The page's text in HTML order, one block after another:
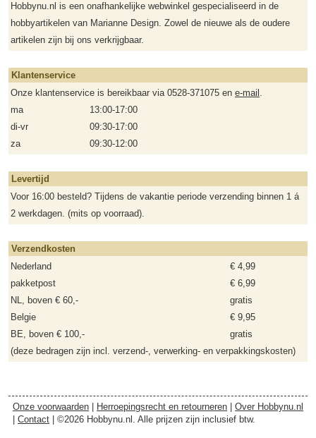
Hobbynu.nl is een onafhankelijke webwinkel gespecialiseerd in de
hobbyartikelen van Marianne Design. Zowel de nieuwe als de oudere
artikelen zijn bij ons verkrijgbaar.
Klantenservice
Onze klantenservice is bereikbaar via 0528-371075 en e-mail .
ma
13:00-17:00
di-vr
09:30-17:00
za
09:30-12:00
Levertijd
Voor 16:00 besteld? Tijdens de vakantie periode verzending binnen 1 á
2 werkdagen. (mits op voorraad).
Verzendkosten
Nederland
€ 4,99
pakketpost
€ 6,99
NL, boven € 60,-
gratis
Belgie
€ 9,95
BE, boven € 100,-
gratis
(deze bedragen zijn incl. verzend-, verwerking- en verpakkingskosten)
Onze voorwaarden Herroepingsrecht en retourneren
Over Hobbynu.nl
Contact | ©2026 Hobbynu.nl. Alle prijzen zijn inclusief btw.